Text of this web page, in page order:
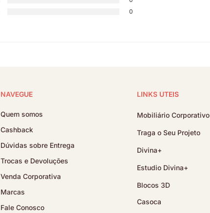
0
NAVEGUE
Quem somos
Cashback
Dúvidas sobre Entrega
Trocas e Devoluções
Venda Corporativa
Marcas
Fale Conosco
LINKS ÚTEIS
Mobiliário Corporativo
Traga o Seu Projeto
Divina+
Estudio Divina+
Blocos 3D
Casoca